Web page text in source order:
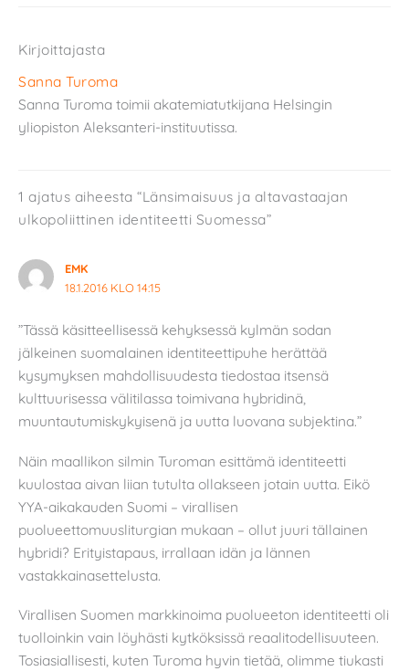
Kirjoittajasta
Sanna Turoma
Sanna Turoma toimii akatemiatutkijana Helsingin
yliopiston Aleksanteri-instituutissa.
1 ajatus aiheesta “Länsimaisuus ja altavastaajan
ulkopoliittinen identiteetti Suomessa”
EMK
18.1.2016 KLO 14:15
”Tässä käsitteellisessä kehyksessä kylmän sodan
jälkeinen suomalainen identiteettipuhe herättää
kysymyksen mahdollisuudesta tiedostaa itsensä
kulttuurisessa välitilassa toimivana hybridinä,
muuntautumiskykyisenä ja uutta luovana subjektina.”
Näin maallikon silmin Turoman esittämä identiteetti
kuulostaa aivan liian tutulta ollakseen jotain uutta. Eikö
YYA-aikakauden Suomi – virallisen
puolueettomuusliturgian mukaan – ollut juuri tällainen
hybridi? Erityistapaus, irrallaan idän ja lännen
vastakkainasettelusta.
Virallisen Suomen markkinoima puolueeton identiteetti oli
tuolloinkin vain löyhästi kytköksissä reaalitodellisuuteen.
Tosiasiallisesti, kuten Turoma hyvin tietää, olimme tiukasti